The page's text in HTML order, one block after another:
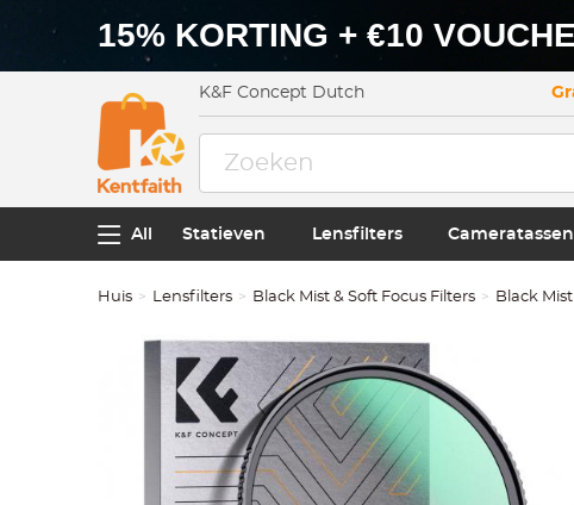
15% KORTING + €10
K&F Concept Dutch
All Statieven Lensfilters Cameratassen
Huis Lensfilters Black Mist & Soft Focus Filters Black